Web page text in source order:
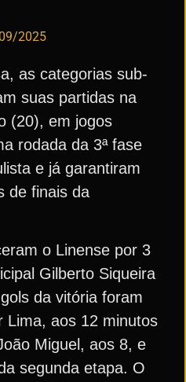
2025
as categorias sub-
suas partidas na
(20), em jogos
rodada da 3ª fase
e já garantiram
de finais da
o Linense por 3
Gilberto Siqueira
da vitória foram
Lima, aos 12 minutos
Miguel, aos 8, e
segunda etapa. O